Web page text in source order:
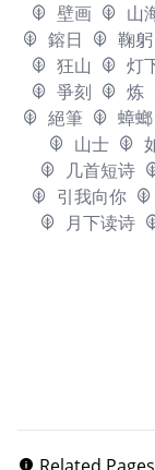
壁画
山
鎔日
鞠躬
狂山
灯
爭刻
炼
絕筆
蟑螂
山士
几首短诗
引我向你
月下读诗